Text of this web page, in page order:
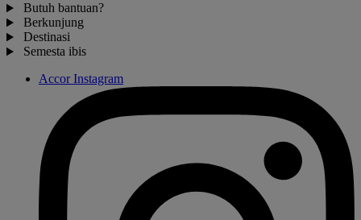
Butuh bantuan?
Berkunjung
Destinasi
Semesta ibis
Accor Instagram